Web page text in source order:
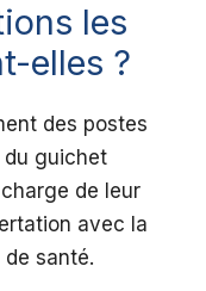
les
elles ?
des postes
du guichet
de leur
avec la
de santé.